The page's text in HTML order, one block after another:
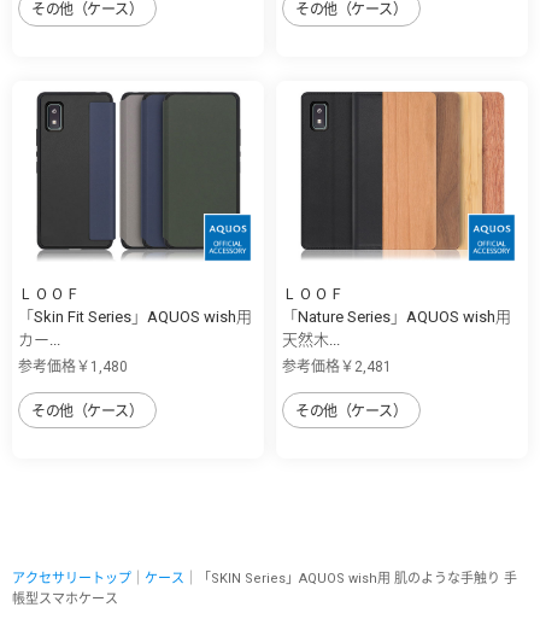
その他（ケース） その他（ケース）
ＬＯＯＦ
「Skin Fit Series」AQUOS wish用
カー...
参考価格￥1,480
その他（ケース）
ＬＯＯＦ
「Nature Series」AQUOS wish用
天然木...
参考価格￥2,481
その他（ケース）
アクセサリートップ ケース ｜「SKIN Series」AQUOS wish用 肌のような手触り 手
帳型スマホケース